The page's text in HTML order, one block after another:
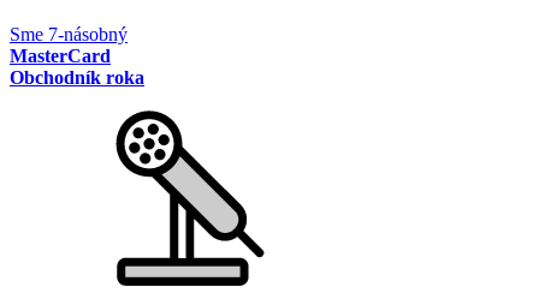
Sme 7-násobný
MasterCard
Obchodník roka